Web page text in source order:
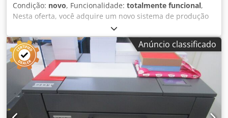
Condição: novo, Funcionalidade: totalmente funcional,
Nesta oferta, você adquire um novo sistema de produção
de cores "Canon imagePRESS V700" Objeto de venda: 1 x
Canon imagePRESS V700 na embalagem original Estado:
Esta oferta refere-se a um equipamento novo na
embalagem original Embalagem e envio: Codpfexb Aibox
Aireha Fique à vontade para inspecionar o equipamento
durante nosso horário comercial. Por favor, agende uma
visita! Embalagem marítima e envio para todo o mundo
disponíveis mediante solicitação! Para mais informações,
entre em contato conosco pessoalmente.
Anúncio classificado